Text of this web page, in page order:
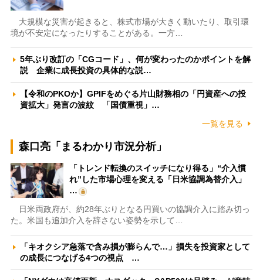
大規模な災害が起きると、株式市場が大きく動いたり、取引環
境が不安定になったりすることがある。一方…
5年ぶり改訂の「CGコード」、何が変わったのかポイントを解
説 企業に成長投資の具体的な説…
【令和のPKOか】GPIFをめぐる片山財務相の「円資産への投
資拡大」発言の波紋 「国債重視」…
一覧を見る
森口亮「まるわかり市況分析」
「トレンド転換のスイッチになり得る」“介入慣
れ”した市場心理を変える「日米協調為替介入」
…
日米両政府が、約28年ぶりとなる円買いの協調介入に踏み切っ
た。米国も追加介入を辞さない姿勢を示して…
「キオクシア急落で含み損が膨らんで…」損失を投資家として
の成長につなげる4つの視点 …